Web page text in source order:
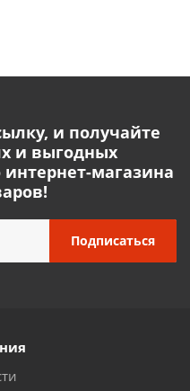
и получайте
и выгодных
магазина